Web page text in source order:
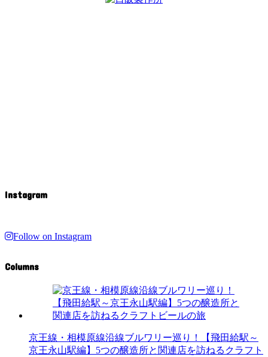
Instagram
Follow on Instagram
Columns
京王線・相模原線沿線ブルワリー巡り！【飛田給駅～
京王永山駅編】5つの醸造所と関連店を訪ねるクラフト